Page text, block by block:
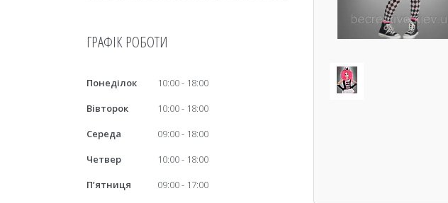
ГРАФІК РОБОТИ
Понеділок 10:00
18:00
Вівторок
10:00
18:00
Середа
09:00
18:00
Четвер
10:00
18:00
Пʼятниця
09:00
17:00